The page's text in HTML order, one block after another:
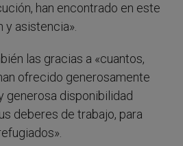
han encontrado en este
y asistencia».
las gracias a «cuantos,
ofrecido generosamente
generosa disponibilidad
deberes de trabajo, para